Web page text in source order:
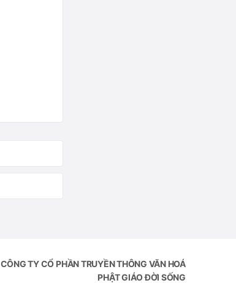
CÔNG TY CỔ PHẦN TRUYỀN THÔNG VĂN HOÁ
PHẬT GIÁO ĐỜI SỐNG